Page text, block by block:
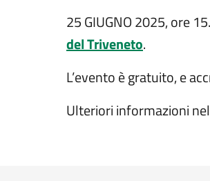
25 GIUGNO 2025, ore
del Triveneto.
L’evento è gratuito, e
Ulteriori informazioni